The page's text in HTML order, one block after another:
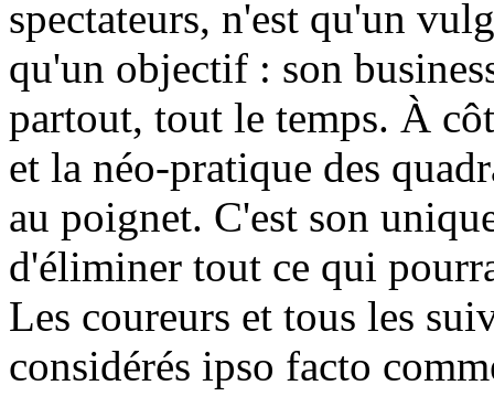
spectateurs, n'est qu'un
qu'un objectif : son
partout, tout le temps. À
et la néo-pratique des
au poignet. C'est son
d'éliminer tout ce qui
Les coureurs et tous les
considérés ipso facto